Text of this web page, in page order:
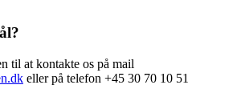
til at kontakte os på mail
eller på telefon +45 30 70 10 51